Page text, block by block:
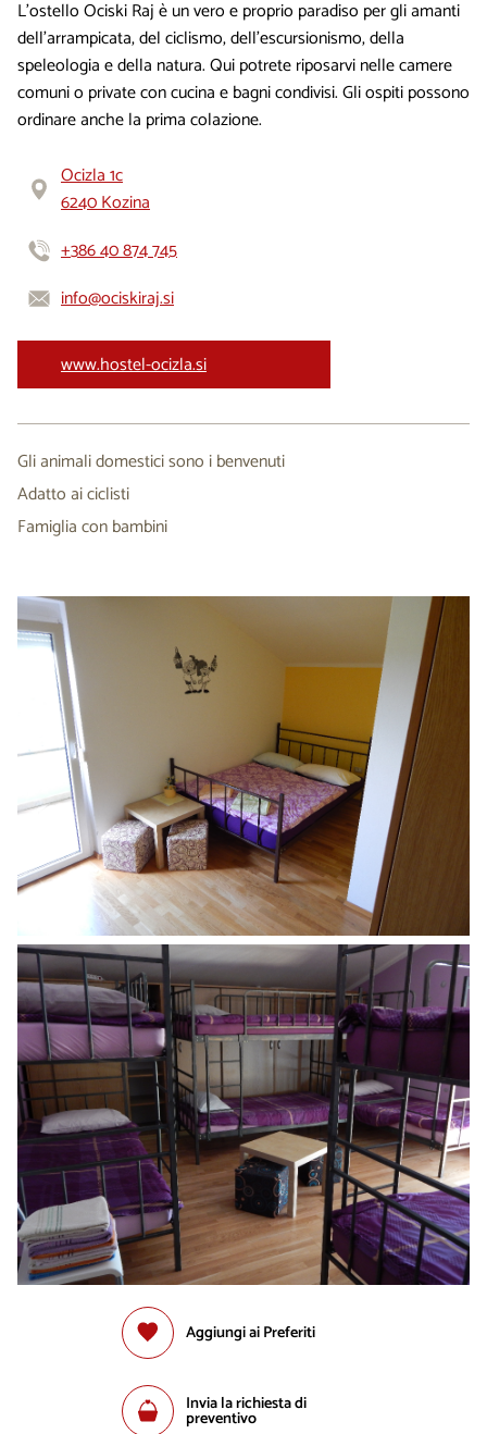
L’ostello Ociski Raj è un vero e proprio paradiso per gli amanti
dell’arrampicata, del ciclismo, dell’escursionismo, della
speleologia e della natura. Qui potrete riposarvi nelle camere
comuni o private con cucina e bagni condivisi. Gli ospiti possono
ordinare anche la prima colazione.
Ocizla 1c
6240 Kozina
+386 40 874 745
info@ociskiraj.si
www.hostel-ocizla.si
Gli animali domestici sono i benvenuti
Adatto ai ciclisti
Famiglia con bambini
Aggiungi ai Preferiti
Invia la richiesta di
preventivo